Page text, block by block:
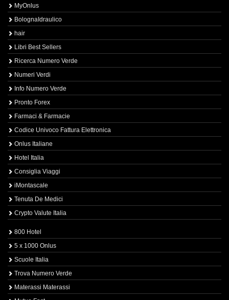
MyOnlus
BolognaIdraulico
hair
Libri Best Sellers
Ricerca Numero Verde
Numeri Verdi
Info Numero Verde
Pronto Forex
Farmaci & Farmacie
Codice Univoco Fattura Elettronica
Onlus Italiane
Hotel Italia
Consiglia Viaggi
iMontascale
Tenuta De Medici
Crypto Valute Italia
800 Hotel
5 x 1000 Onlus
Scuole Italia
Trova Numero Verde
Materassi Materassi